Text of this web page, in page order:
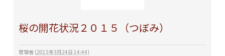
桜の開花状況２０１５（つぼみ）
管理者(2015年3月24日 14:44)